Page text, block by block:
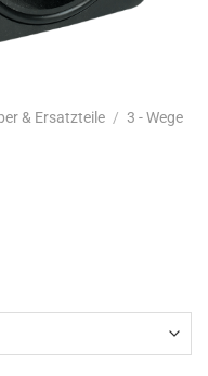
& Ersatzteile / 3 - Wege